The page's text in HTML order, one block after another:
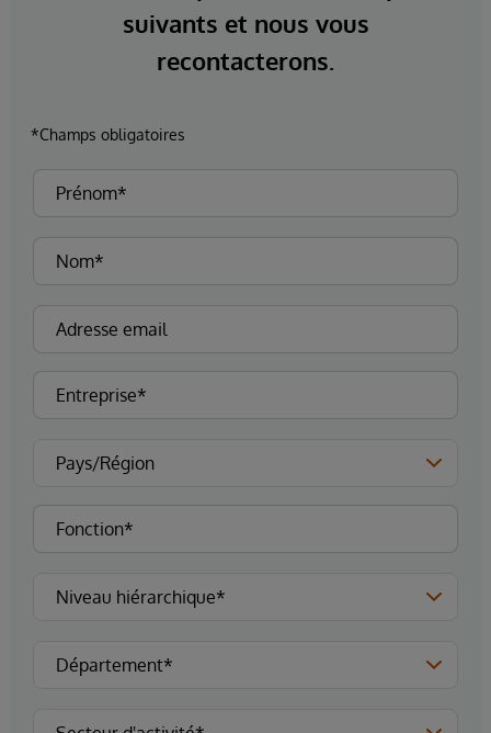
suivants et nous vous
recontacterons.
*Champs obligatoires